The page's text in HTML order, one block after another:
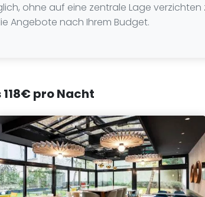
ohne auf eine zentrale Lage verzichten
Angebote nach Ihrem Budget.
pro Nacht